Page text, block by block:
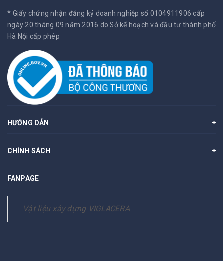
* Giấy chứng nhận đăng ký doanh nghiệp số 0104911906 cấp
ngày 20 tháng 09 năm 2016 do Sở kế hoạch và đầu tư thành phố
Hà Nội cấp phép
HƯỚNG DẪN
CHÍNH SÁCH
FANPAGE
Vật liệu xây dựng VIGLACERA